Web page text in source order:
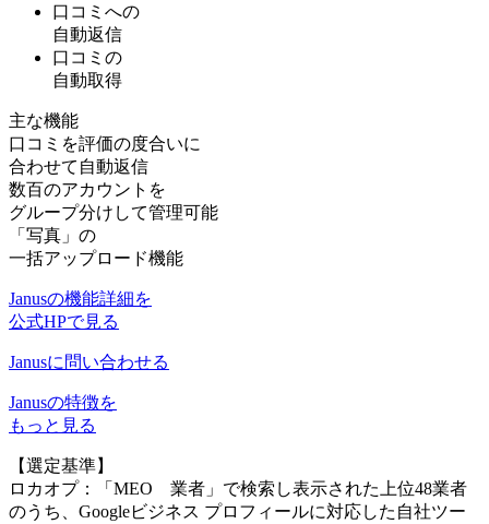
口コミへの
自動返信
口コミの
自動取得
主な機能
口コミを評価の度合いに
合わせて自動返信
数百のアカウントを
グループ分けして管理可能
「写真」の
一括アップロード機能
Janusの機能詳細を
公式HPで見る
Janusに問い合わせる
Janusの特徴を
もっと見る
【選定基準】
ロカオプ：「MEO 業者」で検索し表示された上位48業者
のうち、Googleビジネス プロフィールに対応した自社ツー